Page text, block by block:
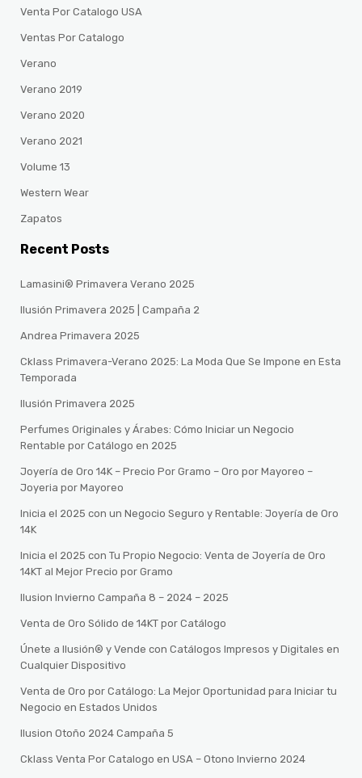
Venta Por Catalogo USA
Ventas Por Catalogo
Verano
Verano 2019
Verano 2020
Verano 2021
Volume 13
Western Wear
Zapatos
Recent Posts
Lamasini® Primavera Verano 2025
Ilusión Primavera 2025 | Campaña 2
Andrea Primavera 2025
Cklass Primavera-Verano 2025: La Moda Que Se Impone en Esta
Temporada
Ilusión Primavera 2025
Perfumes Originales y Árabes: Cómo Iniciar un Negocio
Rentable por Catálogo en 2025
Joyería de Oro 14K – Precio Por Gramo – Oro por Mayoreo –
Joyeria por Mayoreo
Inicia el 2025 con un Negocio Seguro y Rentable: Joyería de Oro
14K
Inicia el 2025 con Tu Propio Negocio: Venta de Joyería de Oro
14KT al Mejor Precio por Gramo
Ilusion Invierno Campaña 8 – 2024 – 2025
Venta de Oro Sólido de 14KT por Catálogo
Únete a Ilusión® y Vende con Catálogos Impresos y Digitales en
Cualquier Dispositivo
Venta de Oro por Catálogo: La Mejor Oportunidad para Iniciar tu
Negocio en Estados Unidos
Ilusion Otoño 2024 Campaña 5
Cklass Venta Por Catalogo en USA – Otono Invierno 2024